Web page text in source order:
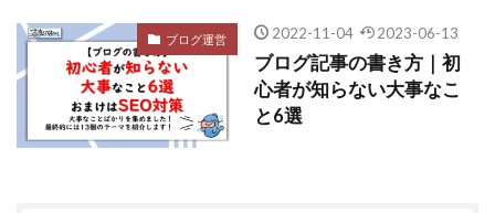
ブログ運営 2022-11-04 2023-06-13
ブログ記事の書き方｜初
心者が知らない大事なこ
と6選